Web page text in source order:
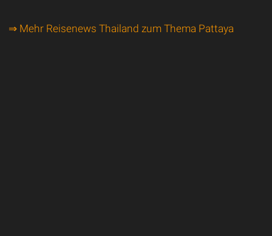
⇒ Mehr Reisenews Thailand zum Thema Pattaya